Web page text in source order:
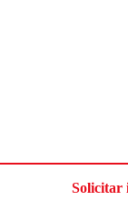
Solicitar